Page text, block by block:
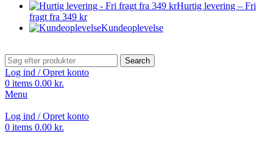
Hurtig levering – Fri
fragt fra 349 kr
Kundeoplevelse
Search
Log ind / Opret konto
0 items 0.00 kr.
Menu
Log ind / Opret konto
0 items 0.00 kr.